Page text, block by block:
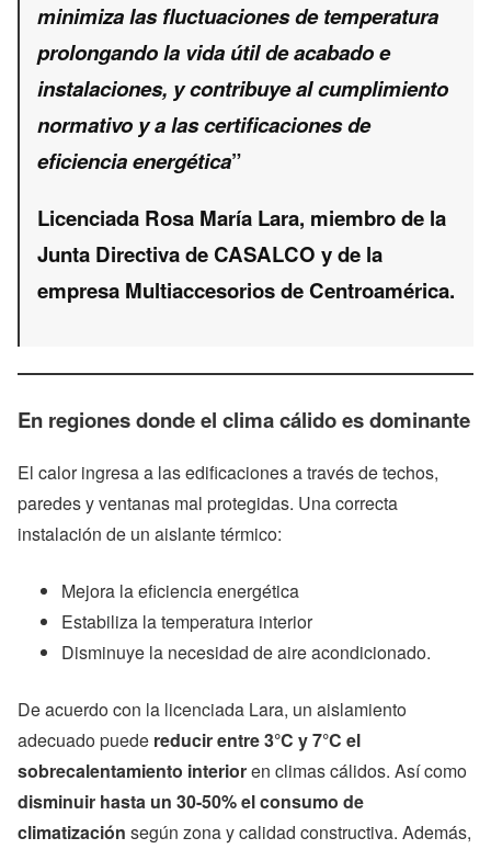
minimiza las fluctuaciones de temperatura
prolongando la vida útil de acabado e
instalaciones, y contribuye al cumplimiento
normativo y a las certificaciones de
eficiencia energética”
Licenciada Rosa María Lara, miembro de la
Junta Directiva de CASALCO y de la
empresa Multiaccesorios de Centroamérica.
En regiones donde el clima cálido es dominante
El calor ingresa a las edificaciones a través de techos,
paredes y ventanas mal protegidas. Una correcta
instalación de un aislante térmico:
Mejora la eficiencia energética
Estabiliza la temperatura interior
Disminuye la necesidad de aire acondicionado.
De acuerdo con la licenciada Lara, un aislamiento
adecuado puede reducir entre 3°C y 7°C el
sobrecalentamiento interioren climas cálidos. Así como
disminuir hasta un 30-50% el consumo de
climatización según zona y calidad constructiva. Además,